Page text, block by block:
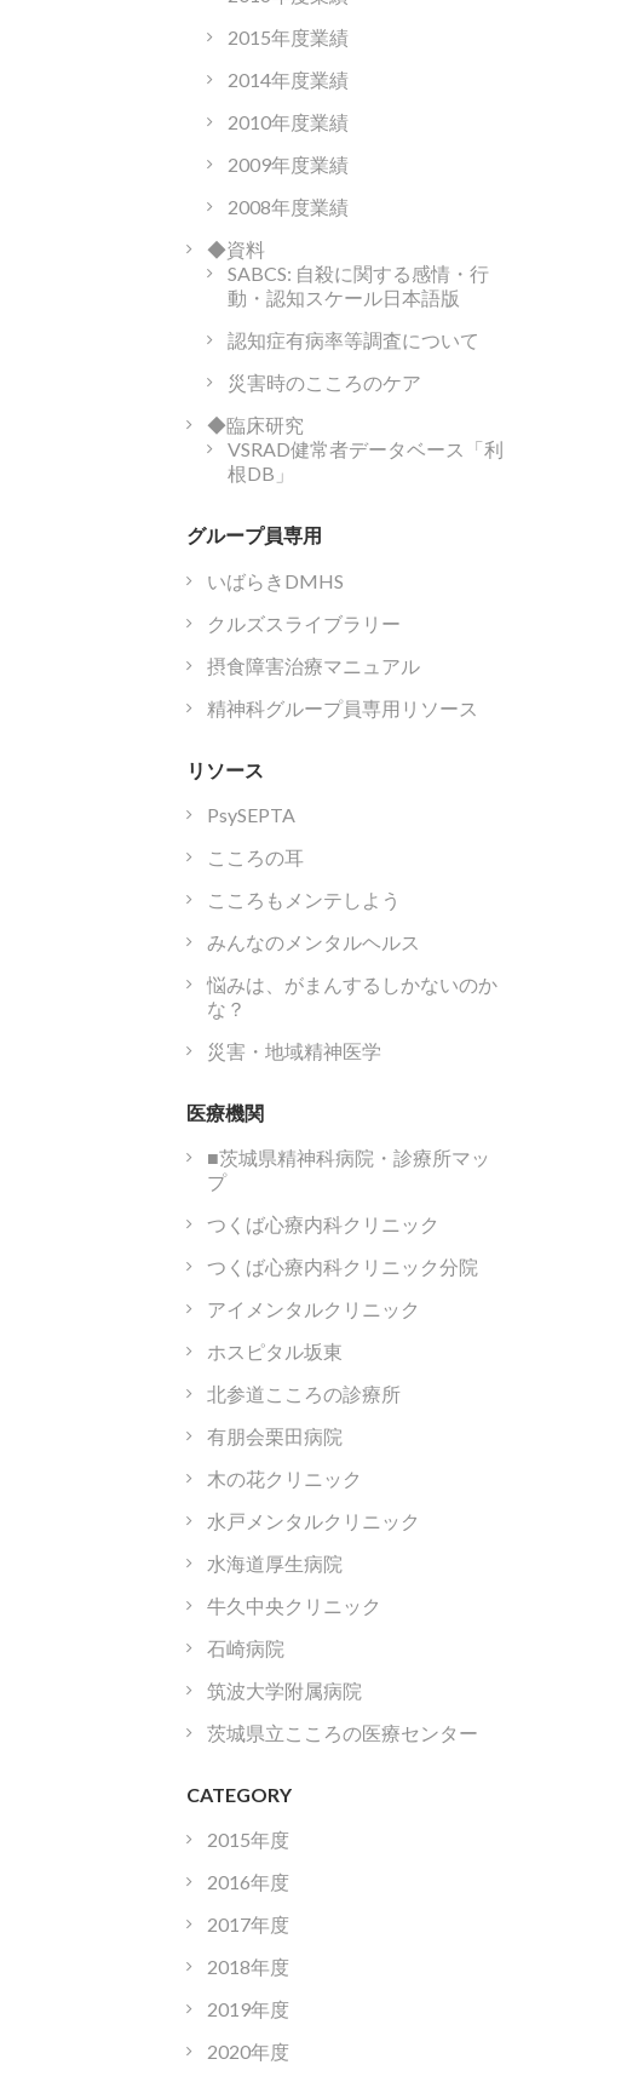
2015年度業績
2014年度業績
2010年度業績
2009年度業績
2008年度業績
◆資料
SABCS: 自殺に関する感情・行
動・認知スケール日本語版
認知症有病率等調査について
災害時のこころのケア
◆臨床研究
VSRAD健常者データベース「利
根DB」
グループ員専用
いばらきDMHS
クルズスライブラリー
摂食障害治療マニュアル
精神科グループ員専用リソース
リソース
PsySEPTA
こころの耳
こころもメンテしよう
みんなのメンタルヘルス
悩みは、がまんするしかないのか
な？
災害・地域精神医学
医療機関
■茨城県精神科病院・診療所マッ
プ
つくば心療内科クリニック
つくば心療内科クリニック分院
アイメンタルクリニック
ホスピタル坂東
北参道こころの診療所
有朋会栗田病院
木の花クリニック
水戸メンタルクリニック
水海道厚生病院
牛久中央クリニック
石崎病院
筑波大学附属病院
茨城県立こころの医療センター
CATEGORY
2015年度
2016年度
2017年度
2018年度
2019年度
2020年度